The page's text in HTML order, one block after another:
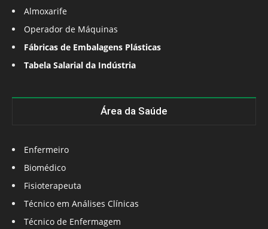
Almoxarife
Operador de Máquinas
Fábricas de Embalagens Plásticas
Tabela Salarial da Indústria
Área da Saúde
Enfermeiro
Biomédico
Fisioterapeuta
Técnico em Análises Clínicas
Técnico de Enfermagem